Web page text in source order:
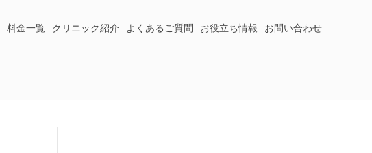
料金一覧 クリニック紹介 よくあるご質問 お役立ち情報 お問い合わせ